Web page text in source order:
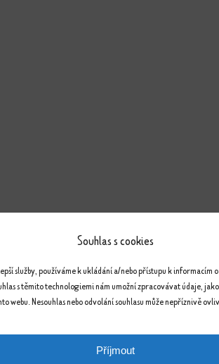
Souhlas s cookies
služby, používáme k ukládání a/nebo přístupu k informacím
s těmito technologiemi nám umožní zpracovávat údaje,
webu. Nesouhlas nebo odvolání souhlasu může nepříznivě
Příjmout